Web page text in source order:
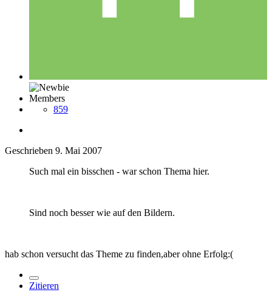
Members
859
Geschrieben 9. Mai 2007
Such mal ein bisschen - war schon Thema hier.
Sind noch besser wie auf den Bildern.
hab schon versucht das Theme zu finden,aber ohne Erfolg:(
Zitieren